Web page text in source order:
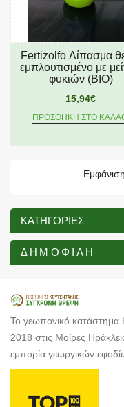
Fertizolfo Λίπασμα
εμπλουτισμένο με
φυκιών (ΒΙΟ)
15,94€
ΠΡΟΣΘΉΚΗ ΣΤΟ
ΚΑΤΗΓΟΡΊΕΣ
ΔΗΜΟΦΙΛΉ
Το γεωπονικό κατάστημα
2018 στις Μοίρες
εμπορία γεωργικών